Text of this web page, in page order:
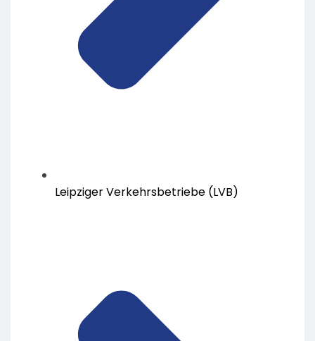
Leipziger Verkehrsbetriebe (LVB)